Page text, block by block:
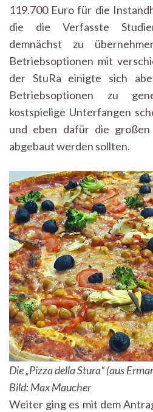
119.700 Euro für die
die die Verfasste
demnächst zu
Betriebsoptionen mit
der StuRa einigte sich
Betriebsoptionen zu
kostspielige Unterfangen
und eben dafür die großen
abgebaut werden sollten.
Die „Pizza della Stura“ (aus
Bild: Max Maucher
Weiter ging es mit dem